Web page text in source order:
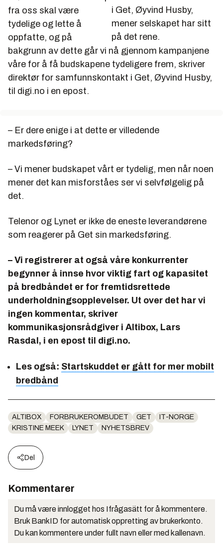
i Get, Øyvind Husby,
mener selskapet har sitt
på det rene.
fra oss skal være
tydelige og lette å
oppfatte, og på
bakgrunn av dette går vi nå gjennom kampanjene
våre for å få budskapene tydeligere frem, skriver
direktør for samfunnskontakt i Get, Øyvind Husby,
til digi.no i en epost.
– Er dere enige i at dette er villedende
markedsføring?
– Vi mener budskapet vårt er tydelig, men når noen
mener det kan misforståes ser vi selvfølgelig på
det.
Telenor og Lynet er ikke de eneste leverandørene
som reagerer på Get sin markedsføring.
– Vi registrerer at også våre konkurrenter
begynner å innse hvor viktig fart og kapasitet
på bredbåndet er for fremtidsrettede
underholdningsopplevelser. Ut over det har vi
ingen kommentar, skriver
kommunikasjonsrådgiver i Altibox, Lars
Rasdal, i en epost til digi.no.
Les også: Startskuddet er gått for mer mobilt
bredbånd
ALTIBOX FORBRUKEROMBUDET GET
IT-NORGE
KRISTINE MEEK
LYNET NYHETSBREV
Del
Kommentarer
Du må være innlogget hos Ifrågasätt for å kommentere.
Bruk BankID for automatisk oppretting av brukerkonto.
Du kan kommentere under fullt navn eller med kallenavn.